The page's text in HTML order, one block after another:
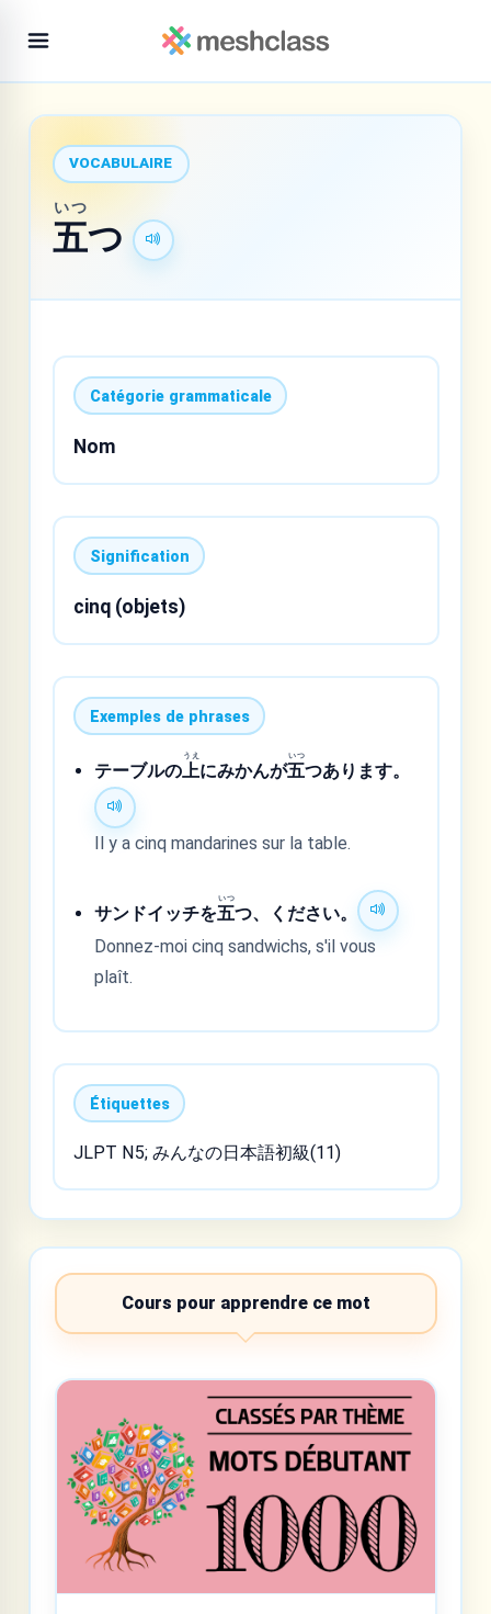
VOCABULAIRE
五
いつ
つ
Catégorie grammaticale
Nom
Signification
cinq (objets)
Exemples de phrases
テーブルの上
うえ
にみかんが五
いつ
つあります。
Il y a cinq mandarines sur la table.
サンドイッチを五
いつ
つ、ください。
Donnez-moi cinq sandwichs, s'il vous
plaît.
Étiquettes
JLPT N5; みんなの日本語初級(11)
Cours pour apprendre ce mot